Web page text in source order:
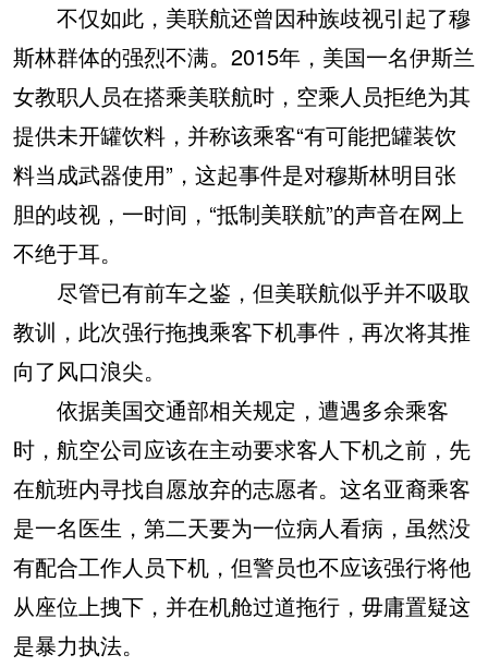
不仅如此，美联航还曾因种族歧视引起了穆
斯林群体的强烈不满。2015年，美国一名伊斯兰
女教职人员在搭乘美联航时，空乘人员拒绝为其
提供未开罐饮料，并称该乘客“有可能把罐装饮
料当成武器使用”，这起事件是对穆斯林明目张
胆的歧视，一时间，“抵制美联航”的声音在网上
不绝于耳。
尽管已有前车之鉴，但美联航似乎并不吸取
教训，此次强行拖拽乘客下机事件，再次将其推
向了风口浪尖。
依据美国交通部相关规定，遭遇多余乘客
时，航空公司应该在主动要求客人下机之前，先
在航班内寻找自愿放弃的志愿者。这名亚裔乘客
是一名医生，第二天要为一位病人看病，虽然没
有配合工作人员下机，但警员也不应该强行将他
从座位上拽下，并在机舱过道拖行，毋庸置疑这
是暴力执法。